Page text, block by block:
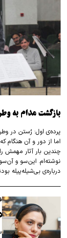
بازگشت مدام به
پرده‌ی اول: رُستن در
اما از دور و آن هنگام
چندین بار آثار مهمش
نوشته‌ام. این‌سو و
درباره‌ی بی‌شیله‌پیله